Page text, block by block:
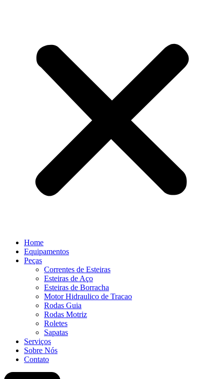
Home
Equipamentos
Peças
Correntes de Esteiras
Esteiras de Aço
Esteiras de Borracha
Motor Hidraulico de Tracao
Rodas Guia
Rodas Motriz
Roletes
Sapatas
Serviços
Sobre Nós
Contato